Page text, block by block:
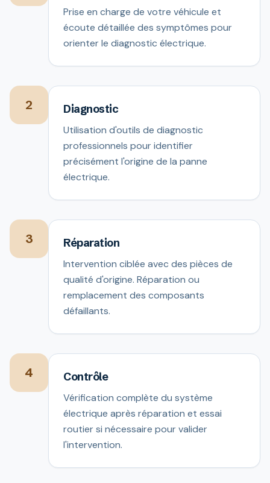
Prise en charge de votre véhicule et
écoute détaillée des symptômes pour
orienter le diagnostic électrique.
2 Diagnostic
Utilisation d'outils de diagnostic
professionnels pour identifier
précisément l'origine de la panne
électrique.
3 Réparation
Intervention ciblée avec des pièces de
qualité d'origine. Réparation ou
remplacement des composants
défaillants.
4 Contrôle
Vérification complète du système
électrique après réparation et essai
routier si nécessaire pour valider
l'intervention.